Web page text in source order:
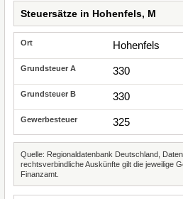
Steuersätze in Hohenfels, M
Hohenfels
330
330
325
Quelle: Regionaldatenbank Deutschland,
rechtsverbindliche Auskünfte gilt die jeweilige
Finanzamt.